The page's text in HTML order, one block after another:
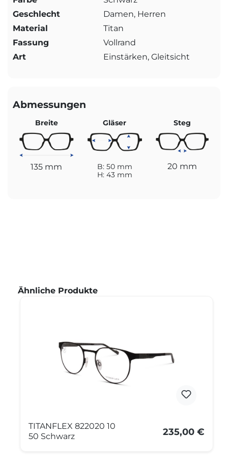
Geschlecht
Damen, Herren
Material
Titan
Fassung
Vollrand
Art
Einstärken, Gleitsicht
Abmessungen
Breite
135 mm
Gläser
B: 50 mm
H: 43 mm
Steg
20 mm
Produktgalerie überspringen
Ähnliche Produkte
TITANFLEX 822020 10
50 Schwarz
235,00 €